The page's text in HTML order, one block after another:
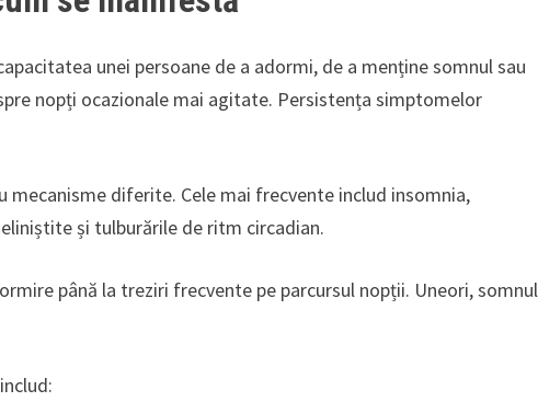
unei persoane de a adormi, de a menține somnul sau
nopți ocazionale mai agitate. Persistența simptomelor
diferite. Cele mai frecvente includ insomnia,
și tulburările de ritm circadian.
până la treziri frecvente pe parcursul nopții. Uneori, somnul